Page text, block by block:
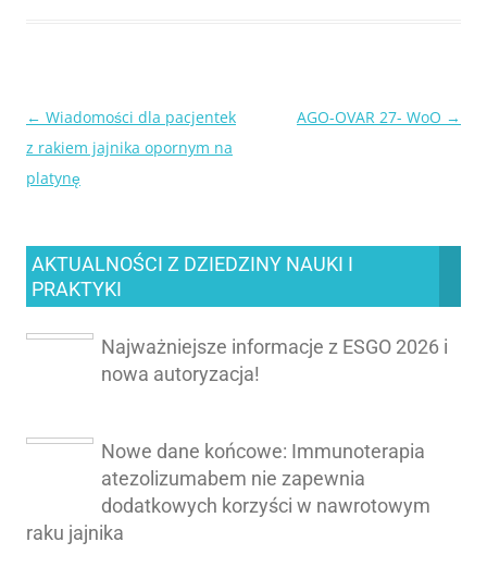
Nawigacja
wpisu
← Wiadomości dla pacjentek
z rakiem jajnika opornym na
platynę
AGO-OVAR 27- WoO →
AKTUALNOŚCI Z DZIEDZINY NAUKI I
PRAKTYKI
Najważniejsze informacje z ESGO 2026 i
nowa autoryzacja!
Nowe dane końcowe: Immunoterapia
atezolizumabem nie zapewnia
dodatkowych korzyści w nawrotowym
raku jajnika